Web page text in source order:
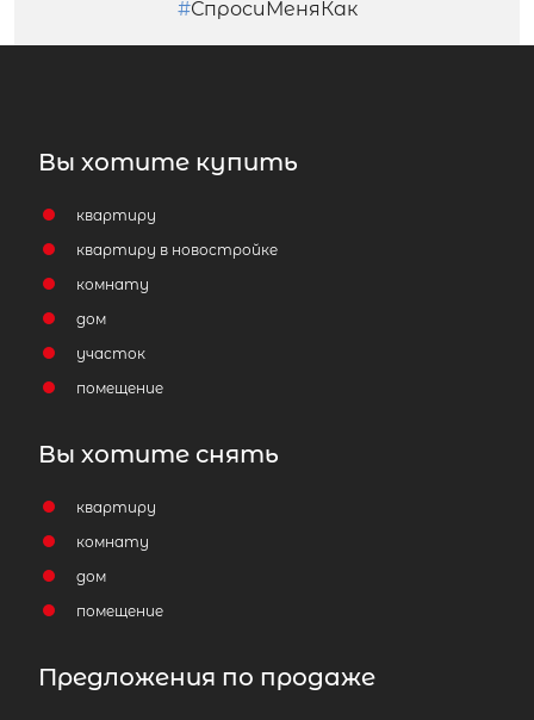
#СпросиМеняКак
Вы хотите купить
квартиру
квартиру в новостройке
комнату
дом
участок
помещение
Вы хотите снять
квартиру
комнату
дом
помещение
Предложения по продаже